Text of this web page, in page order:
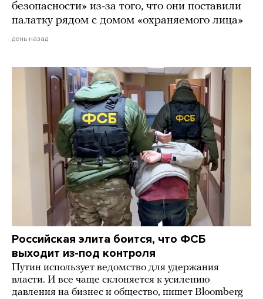
безопасности» из-за того, что они поставили
палатку рядом с домом «охраняемого лица»
день назад
Российская элита боится, что ФСБ
выходит из-под контроля
Путин использует ведомство для удержания
власти. И все чаще склоняется к усилению
давления на бизнес и общество, пишет Bloomberg